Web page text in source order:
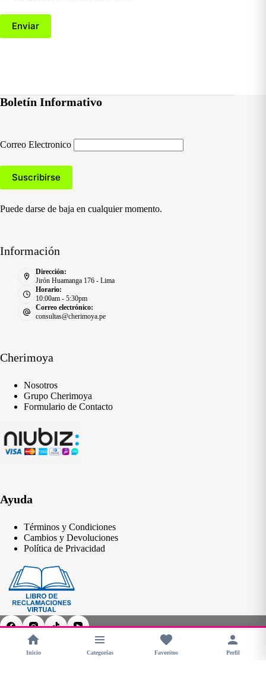
Enviar
Boletín Informativo
Correo Electronico
Puede darse de baja en cualquier momento.
Información
Dirección:
Jirón Huamanga 176 - Lima
Horario:
10:00am - 5:30pm
Correo electrónico:
consultas@cherimoya.pe
Cherimoya
Nosotros
Grupo Cherimoya
Formulario de Contacto
Ayuda
Términos y Condiciones
Cambios y Devoluciones
Política de Privacidad
Copyright © 2026 - CHERIMOYA Perú
Inicio Categorías Favoritos Perfil